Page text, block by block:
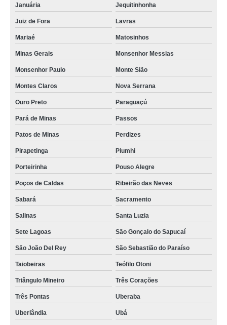
Januária Jequitinhonha
Juiz de Fora Lavras
Mariaé Matosinhos
Minas Gerais Monsenhor Messias
Monsenhor Paulo Monte Sião
Montes Claros Nova Serrana
Ouro Preto Paraguaçú
Pará de Minas Passos
Patos de Minas Perdizes
Pirapetinga Piumhi
Porteirinha Pouso Alegre
Poços de Caldas Ribeirão das Neves
Sabará Sacramento
Salinas Santa Luzia
Sete Lagoas São Gonçalo do Sapucaí
São João Del Rey São Sebastião do Paraíso
Taiobeiras Teófilo Otoni
Triângulo Mineiro Três Corações
Três Pontas Uberaba
Uberlândia Ubá